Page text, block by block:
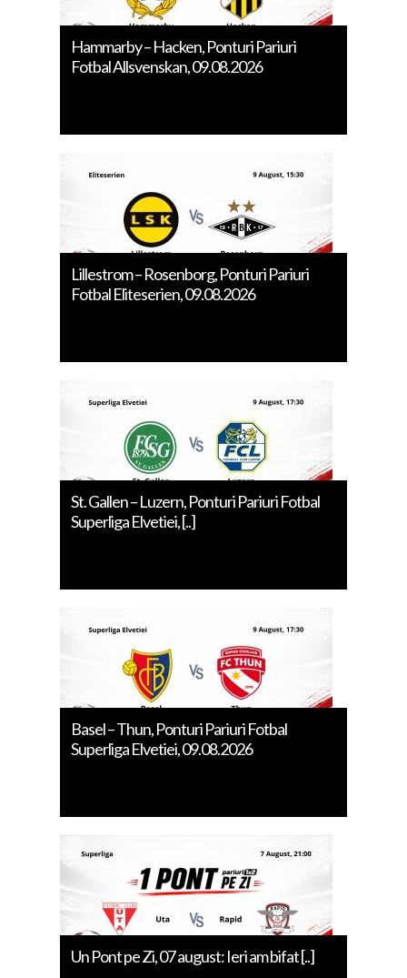
Hammarby – Hacken, Ponturi Pariuri
Fotbal Allsvenskan, 09.08.2026
Lillestrom – Rosenborg, Ponturi Pariuri
Fotbal Eliteserien, 09.08.2026
St. Gallen – Luzern, Ponturi Pariuri Fotbal
Superliga Elvetiei, [..]
Basel – Thun, Ponturi Pariuri Fotbal
Superliga Elvetiei, 09.08.2026
Un Pont pe Zi, 07 august: Ieri am bifat [..]